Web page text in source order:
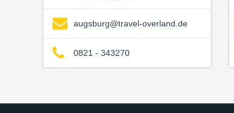
augsburg@travel-overland.de
0821 - 343270